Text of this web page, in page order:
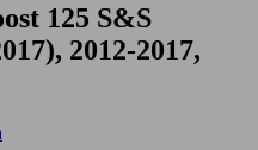
125 S&S
2012-2017,